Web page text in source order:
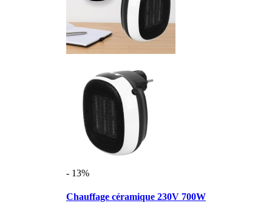
- 13%
Chauffage céramique 230V 700W